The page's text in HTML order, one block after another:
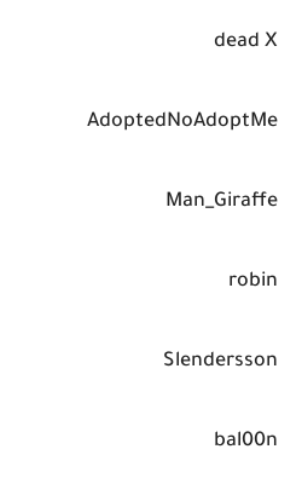
dead X
AdoptedNoAdoptMe
Man_Giraffe
robin
Slendersson
bal00n